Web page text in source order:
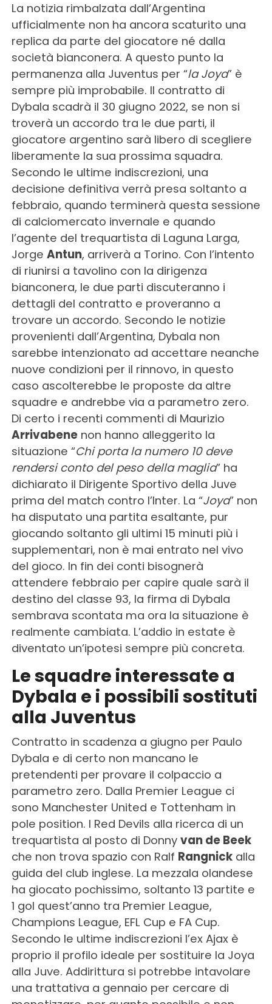
La notizia rimbalzata dall’Argentina
ufficialmente non ha ancora scaturito una
replica da parte del giocatore né dalla
società bianconera. A questo punto la
permanenza alla Juventus per “la Joya” è
sempre più improbabile. Il contratto di
Dybala scadrà il 30 giugno 2022, se non si
troverà un accordo tra le due parti, il
giocatore argentino sarà libero di scegliere
liberamente la sua prossima squadra.
Secondo le ultime indiscrezioni, una
decisione definitiva verrà presa soltanto a
febbraio, quando terminerà questa sessione
di calciomercato invernale e quando
l’agente del trequartista di Laguna Larga,
Jorge Antun, arriverà a Torino. Con l’intento
di riunirsi a tavolino con la dirigenza
bianconera, le due parti discuteranno i
dettagli del contratto e proveranno a
trovare un accordo. Secondo le notizie
provenienti dall’Argentina, Dybala non
sarebbe intenzionato ad accettare neanche
nuove condizioni per il rinnovo, in questo
caso ascolterebbe le proposte da altre
squadre e andrebbe via a parametro zero.
Di certo i recenti commenti di Maurizio
Arrivabenenon hanno alleggerito la
situazione “Chi porta la numero 10 deve
rendersi conto del peso della maglia” ha
dichiarato il Dirigente Sportivo della Juve
prima del match contro l’Inter. La “Joya” non
ha disputato una partita esaltante, pur
giocando soltanto gli ultimi 15 minuti più i
supplementari, non è mai entrato nel vivo
del gioco. In fin dei conti bisognerà
attendere febbraio per capire quale sarà il
destino del classe 93, la firma di Dybala
sembrava scontata ma ora la situazione è
realmente cambiata. L’addio in estate è
diventato un’ipotesi sempre più concreta.
Le squadre interessate a
Dybala e i possibili sostituti
alla Juventus
Contratto in scadenza a giugno per Paulo
Dybala e di certo non mancano le
pretendenti per provare il colpaccio a
parametro zero. Dalla Premier League ci
sono Manchester United e Tottenham in
pole position. I Red Devils alla ricerca di un
trequartista al posto di Donny van de Beek
che non trova spazio con Ralf Rangnickalla
guida del club inglese. La mezzala olandese
ha giocato pochissimo, soltanto 13 partite e
1 gol quest’anno tra Premier League,
Champions League, EFL Cup e FA Cup.
Secondo le ultime indiscrezioni l’ex Ajax è
proprio il profilo ideale per sostituire la Joya
alla Juve. Addirittura si potrebbe intavolare
una trattativa a gennaio per cercare di